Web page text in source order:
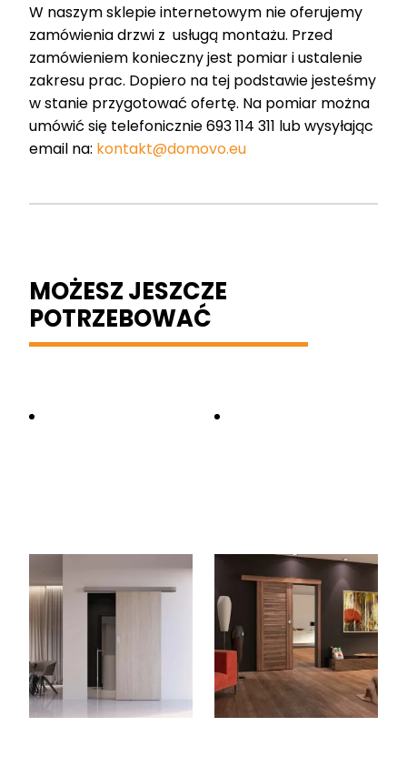
W naszym sklepie internetowym nie oferujemy
zamówienia drzwi z usługą montażu. Przed
zamówieniem konieczny jest pomiar i ustalenie
zakresu prac. Dopiero na tej podstawie jesteśmy
w stanie przygotować ofertę. Na pomiar można
umówić się telefonicznie 693 114 311 lub wysyłając
email na: kontakt@domovo.eu
MOŻESZ JESZCZE
POTRZEBOWAĆ